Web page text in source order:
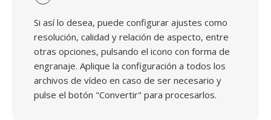
Si así lo desea, puede configurar ajustes como
resolución, calidad y relación de aspecto, entre
otras opciones, pulsando el icono con forma de
engranaje. Aplique la configuración a todos los
archivos de vídeo en caso de ser necesario y
pulse el botón "Convertir" para procesarlos.